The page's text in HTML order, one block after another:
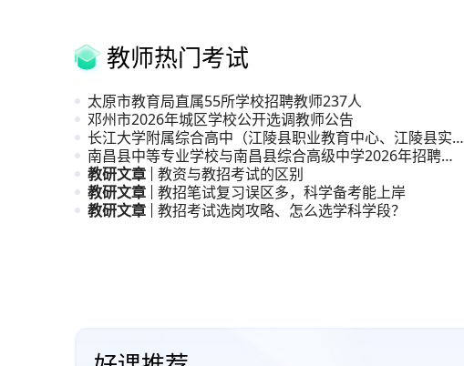
教师热门考试
太原市教育局直属55所学校招聘教师237人
邓州市2026年城区学校公开选调教师公告
长江大学附属综合高中（江陵县职业教育中心、江陵县实验
高级中学
南昌县中等专业学校与南昌县综合高级中学2026年招聘中
职与普
教研文章 教资与教招考试的区别
教研文章 教招笔试复习误区多，科学备考能上岸
教研文章 教招考试选岗攻略、怎么选学科学段？